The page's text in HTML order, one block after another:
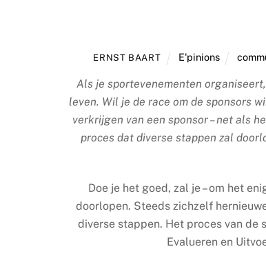
ERNST BAART E'pinions
Als je sportevenementen
leven. Wil je de race om de sponsors
verkrijgen van een sponsor – net als
proces dat diverse stappen zal
Doe je het goed, zal je – om het
doorlopen. Steeds zichzelf
diverse stappen. Het proces van de
Evalueren en